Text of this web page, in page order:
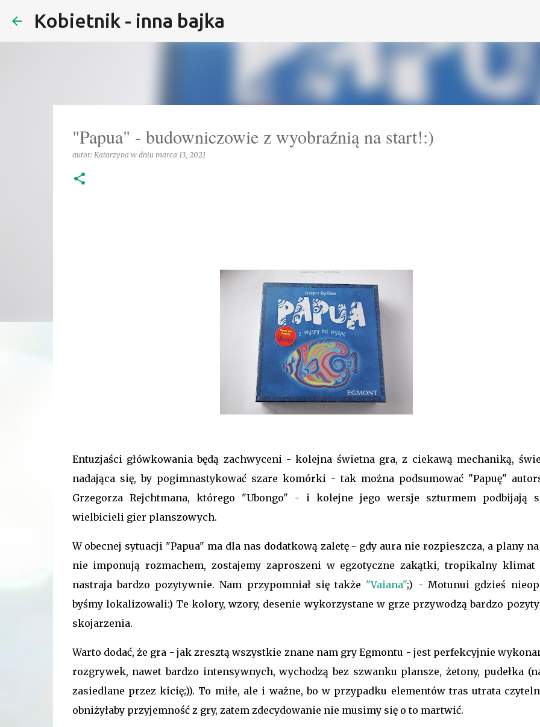
Kobietnik - inna bajka
"Papua" - budowniczowie z wyobraźnią na start!:)
autor: Katarzyna w dniu marca 13, 2021
Entuzjaści główkowania będą zachwyceni - kolejna świetna gra, z ciekawą mechaniką,
nadająca się, by pogimnastykować szare komórki - tak można podsumować "Papuę"
Grzegorza Rejchtmana, którego "Ubongo" - i kolejne jego wersje szturmem podbijają
wielbicieli gier planszowych.
W obecnej sytuacji "Papua" ma dla nas dodatkową zaletę - gdy aura nie rozpieszcza, a plany
nie imponują rozmachem, zostajemy zaproszeni w egzotyczne zakątki, tropikalny
nastraja bardzo pozytywnie. Nam przypomniał się także "Vaiana";) - Motunui gdzieś
byśmy lokalizowali:) Te kolory, wzory, desenie wykorzystane w grze przywodzą bardzo
skojarzenia.
Warto dodać, że gra - jak zresztą wszystkie znane nam gry Egmontu - jest perfekcyjnie
rozgrywek, nawet bardzo intensywnych, wychodzą bez szwanku plansze, żetony, pudełka
zasiedlane przez kicię;)). To miłe, ale i ważne, bo w przypadku elementów tras utrata
obniżyłaby przyjemność z gry, zatem zdecydowanie nie musimy się o to martwić.